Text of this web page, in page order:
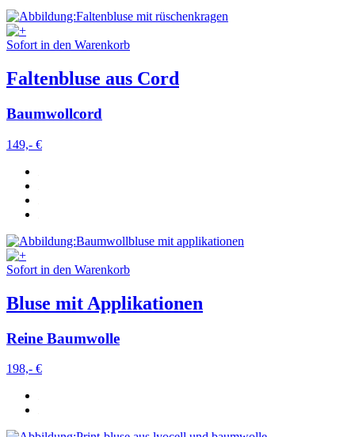
Sofort in den Warenkorb
Faltenbluse aus Cord
Baumwollcord
149,- €
Sofort in den Warenkorb
Bluse mit Applikationen
Reine Baumwolle
198,- €